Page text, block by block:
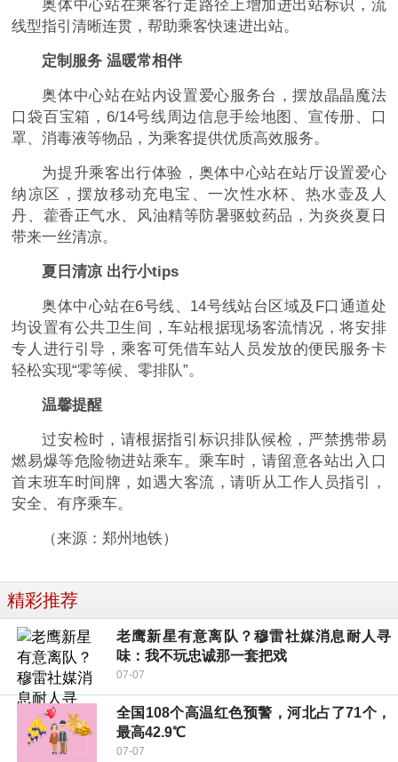
奥体中心站在乘客行走路径上增加进出站标识，流
线型指引清晰连贯，帮助乘客快速进出站。
定制服务 温暖常相伴
奥体中心站在站内设置爱心服务台，摆放晶晶魔法
口袋百宝箱，6/14号线周边信息手绘地图、宣传册、口
罩、消毒液等物品，为乘客提供优质高效服务。
为提升乘客出行体验，奥体中心站在站厅设置爱心
纳凉区，摆放移动充电宝、一次性水杯、热水壶及人
丹、藿香正气水、风油精等防暑驱蚊药品，为炎炎夏日
带来一丝清凉。
夏日清凉 出行小tips
奥体中心站在6号线、14号线站台区域及F口通道处
均设置有公共卫生间，车站根据现场客流情况，将安排
专人进行引导，乘客可凭借车站人员发放的便民服务卡
轻松实现“零等候、零排队”。
温馨提醒
过安检时，请根据指引标识排队候检，严禁携带易
燃易爆等危险物进站乘车。乘车时，请留意各站出入口
首末班车时间牌，如遇大客流，请听从工作人员指引，
安全、有序乘车。
（来源：郑州地铁）
精彩推荐
老鹰新星有意离队？穆雷社媒消息耐人寻
味：我不玩忠诚那一套把戏
07-07
全国108个高温红色预警，河北占了71个，
最高42.9℃
07-07